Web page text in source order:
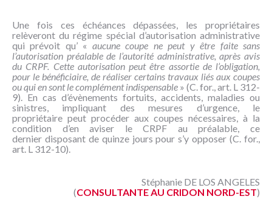
Une fois ces échéances dépassées, les propriétaires
relèveront du régime spécial d’autorisation administrative
qui prévoit qu’ « aucune coupe ne peut y être faite sans
l’autorisation préalable de l’autorité administrative, après avis
du CRPF. Cette autorisation peut être assortie de l’obligation,
pour le bénéficiaire, de réaliser certains travaux liés aux coupes
ou qui en sont le complément indispensable » (C. for., art. L 312-
9). En cas d’évènements fortuits, accidents, maladies ou
sinistres, impliquant des mesures d’urgence, le
propriétaire peut procéder aux coupes nécessaires, à la
condition d’en aviser le CRPF au préalable, ce
dernier disposant de quinze jours pour s’y opposer (C. for.,
art. L 312-10).
Stéphanie DE LOS ANGELES
(CONSULTANTE AU CRIDON NORD-EST)